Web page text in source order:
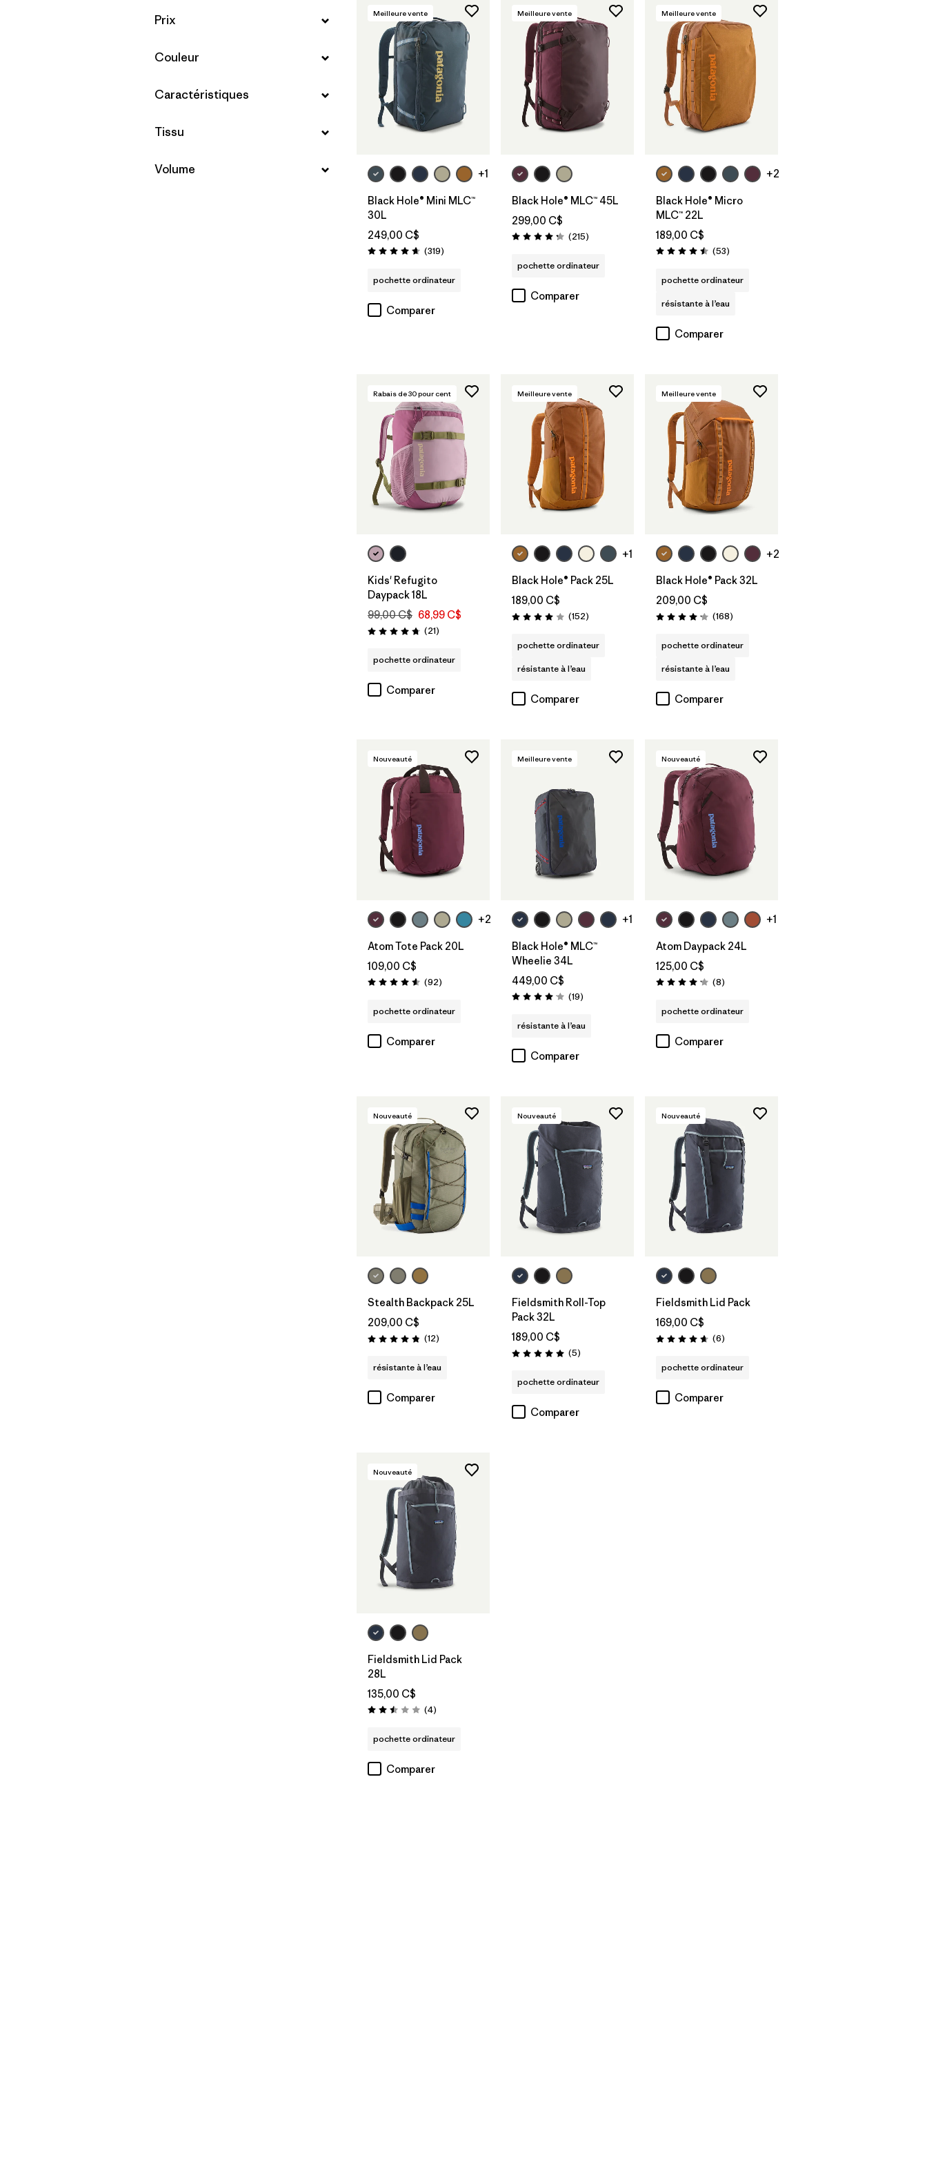
Filtrer par
Prix
Filtrer par
Couleur
Filtrer par
Caractéristiques
Filtrer par
Tissu
Filtrer par
Volume
Ajouter au
panier
Meilleure vente
+1
Black Hole® Mini MLC™
30L
249,00 C$
Évaluation: 4.7 / 5
(319Avis
)
pochette ordinateur
Comparer
Ajouter au
panier
Meilleure vente
Black Hole® MLC™ 45L
299,00 C$
Évaluation: 4.3 / 5
(215Avis
)
pochette ordinateur
Comparer
Ajouter au
panier
Meilleure vente
+2
Black Hole® Micro
MLC™ 22L
189,00 C$
Évaluation: 4.5 / 5
(53Avis
)
pochette ordinateur
résistante à l’eau
Comparer
Ajouter au
panier
Rabais de30pour cent
Kids' Refugito
Daypack 18L
99,00 C$ 68,99 C$
Évaluation: 4.7 / 5
(21Avis
)
pochette ordinateur
Comparer
Ajouter au
panier
Meilleure vente
+1
Black Hole® Pack 25L
189,00 C$
Évaluation: 4.0 / 5
(152Avis
)
pochette ordinateur
résistante à l’eau
Comparer
Ajouter au
panier
Meilleure vente
+2
Black Hole® Pack 32L
209,00 C$
Évaluation: 4.2 / 5
(168Avis
)
pochette ordinateur
résistante à l’eau
Comparer
Ajouter au
panier
Nouveauté
+2
Atom Tote Pack 20L
109,00 C$
Évaluation: 4.6 / 5
(92Avis
)
pochette ordinateur
Comparer
Ajouter au
panier
Meilleure vente
+1
Black Hole® MLC™
Wheelie 34L
449,00 C$
Évaluation: 4.1 / 5
(19Avis
)
résistante à l’eau
Comparer
Ajouter au
panier
Nouveauté
+1
Atom Daypack 24L
125,00 C$
Évaluation: 4.1 / 5
(8Avis
)
pochette ordinateur
Comparer
Nouveauté
Stealth Backpack 25L
209,00 C$
Évaluation: 4.8 / 5
(12Avis
)
résistante à l’eau
Comparer
Ajouter au
panier
Nouveauté
Fieldsmith Roll-Top
Pack 32L
189,00 C$
Évaluation: 5.0 / 5
(5Avis
)
pochette ordinateur
Comparer
Ajouter au
panier
Nouveauté
Fieldsmith Lid Pack
169,00 C$
Évaluation: 4.7 / 5
(6Avis
)
pochette ordinateur
Comparer
Ajouter au
panier
Nouveauté
Fieldsmith Lid Pack
28L
135,00 C$
Évaluation: 2.5 / 5
(4Avis
)
pochette ordinateur
Comparer